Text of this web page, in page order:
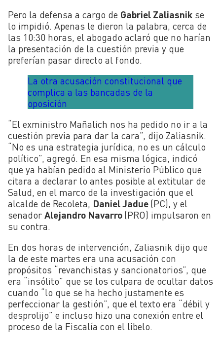
Pero la defensa a cargo de Gabriel Zaliasnik se
lo impidió. Apenas le dieron la palabra, cerca de
las 10:30 horas, el abogado aclaró que no harían
la presentación de la cuestión previa y que
preferían pasar directo al fondo.
La otra acusación constitucional que
complica a las bancadas de la
oposición
“El exministro Mañalich nos ha pedido no ir a la
cuestión previa para dar la cara”, dijo Zaliasnik.
“No es una estrategia jurídica, no es un cálculo
político”, agregó. En esa misma lógica, indicó
que ya habían pedido al Ministerio Público que
citara a declarar lo antes posible al extitular de
Salud, en el marco de la investigación que el
alcalde de Recoleta, Daniel Jadue (PC), y el
senador Alejandro Navarro (PRO) impulsaron en
su contra.
En dos horas de intervención, Zaliasnik dijo que
la de este martes era una acusación con
propósitos “revanchistas y sancionatorios”, que
era “insólito” que se los culpara de ocultar datos
cuando “lo que se ha hecho justamente es
perfeccionar la gestión”, que el texto era “débil y
desprolijo” e incluso hizo una conexión entre el
proceso de la Fiscalía con el libelo.